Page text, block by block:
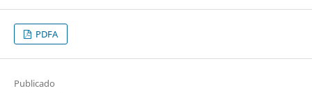
PDFA
Publicado